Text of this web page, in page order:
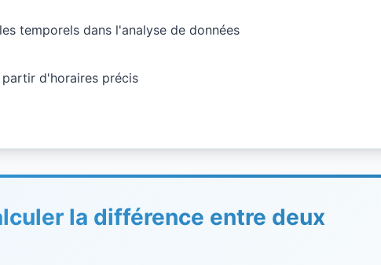
temporels dans l'analyse de données
d'horaires précis
la différence entre deux